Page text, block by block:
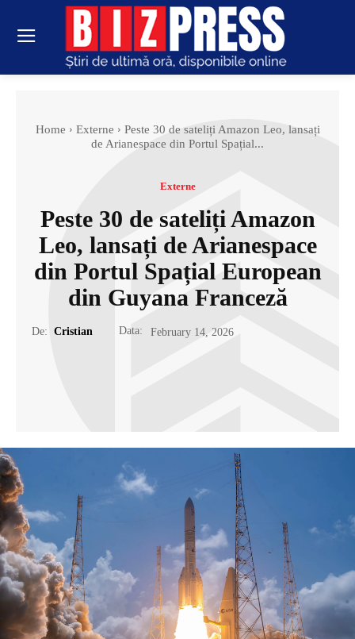
Home Externe
Peste 30 de sateliți Amazon Leo, lansați
de Arianespace din Portul Spațial...
Externe
Peste 30 de sateliți Amazon
Leo, lansați de Arianespace
din Portul Spațial European
din Guyana Franceză
De: Cristian Data: February 14, 2026